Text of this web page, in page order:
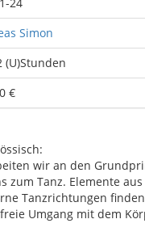
Simon
(U)Stunden
€
wir an den
zum Tanz. Elemente
Tanzrichtungen
Umgang mit dem